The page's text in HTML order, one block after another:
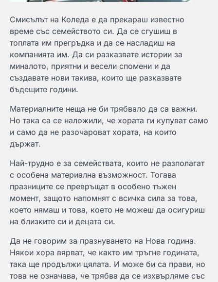
Смисълът на Коледа е да прекараш известно
време със семейството си. Да се сгушиш в
топлата им прегръдка и да се насладиш на
компанията им. Да си разказвате истории за
миналото, приятни и весели спомени и да
създавате нови такива, които ще разказвате
бъдещите години.
Материалните неща не би трябвало да са важни.
Но така са се наложили, че хората ги купуват само
и само да не разочароват хората, на които
държат.
Най-трудно е за семействата, които не разполагат
с особена материална възможност. Тогава
празниците се превръщат в особено тъжен
момент, защото напомнят с всичка сила за това,
което нямаш и това, което не можеш да осигуриш
на близките си и децата си.
Да не говорим за празнуването на Нова година.
Някои хора вярват, че както им тръгне годината,
така ще продължи цялата. И може би са прави, но
това не означава, че трябва да се изхвърляме със